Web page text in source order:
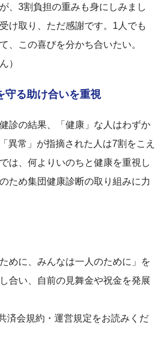
、3割負担の重みも身にしみまし
け取り、ただ感謝です。1人でも
、この喜びを分かち合いたい。
）
守る助け合いを重視
診の結果、「健康」な人はわずか
異常」が指摘された人は7割をこえ
は、何よりいのちと健康を重視し
ため集団健康診断の取り組みに力
めに、みんなは一人のために」を
合い、自前の見舞金や祝金を発展
会規約・運営規定をお読みくだ